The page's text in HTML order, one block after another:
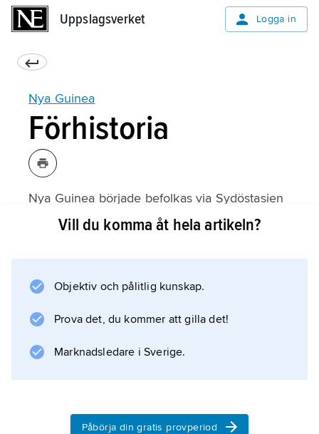
Uppslagsverket Logga in
Nya Guinea
Förhistoria
Nya Guinea började befolkas via Sydöstasien
för ca 50 000 år sedan. Den äldsta
år (jämför
Kosipe
östra Papua Nya Guinea har beräknats vara ca
Information om artikeln
Vill du komma åt hela artikeln?
Objektiv och pålitlig kunskap.
Prova det, du kommer att gilla det!
Marknadsledare i Sverige.
Påbörja din gratis provperiod